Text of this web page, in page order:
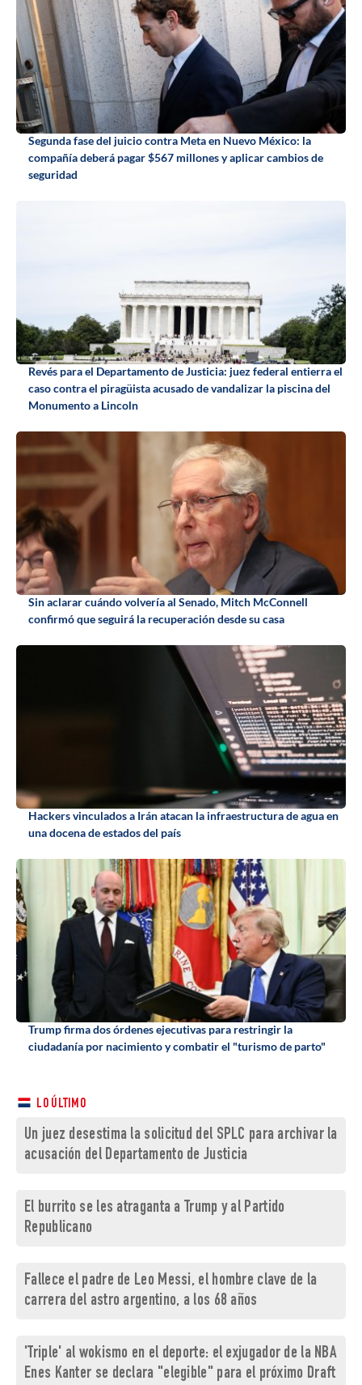
Segunda fase del juicio contra Meta en Nuevo México: la
compañía deberá pagar $567 millones y aplicar cambios de
seguridad
Revés para el Departamento de Justicia: juez federal entierra el
caso contra el piragüista acusado de vandalizar la piscina del
Monumento a Lincoln
Sin aclarar cuándo volvería al Senado, Mitch McConnell
confirmó que seguirá la recuperación desde su casa
Hackers vinculados a Irán atacan la infraestructura de agua en
una docena de estados del país
Trump firma dos órdenes ejecutivas para restringir la
ciudadanía por nacimiento y combatir el "turismo de parto"
LO ÚLTIMO
Un juez desestima la solicitud del SPLC para archivar la
acusación del Departamento de Justicia
El burrito se les atraganta a Trump y al Partido
Republicano
Fallece el padre de Leo Messi, el hombre clave de la
carrera del astro argentino, a los 68 años
'Triple' al wokismo en el deporte: el exjugador de la NBA
Enes Kanter se declara "elegible" para el próximo Draft